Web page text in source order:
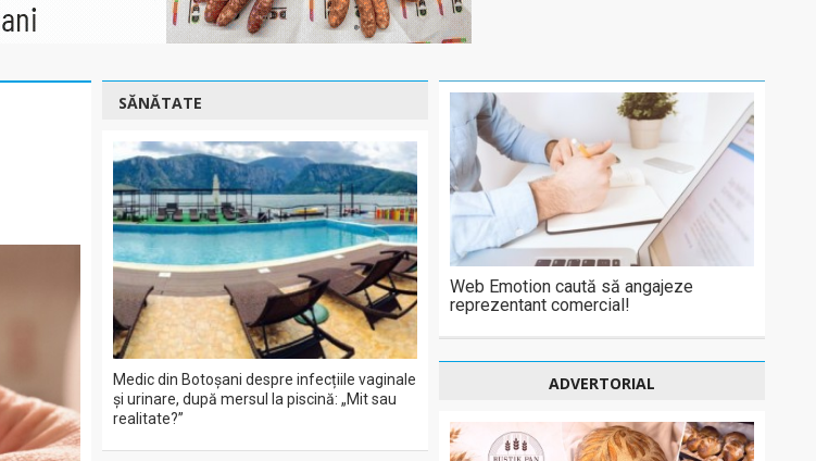
SĂNĂTATE
Medic din Botoșani despre infecțiile vaginale
și urinare, după mersul la piscină: „Mit sau
realitate?”
Web Emotion caută să angajeze
reprezentant comercial!
ADVERTORIAL